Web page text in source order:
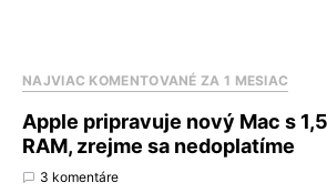
NAJVIAC KOMENTOVANÉ ZA 1 MESIAC
Apple pripravuje nový Mac s
RAM, zrejme sa nedoplatíme
3 komentáre